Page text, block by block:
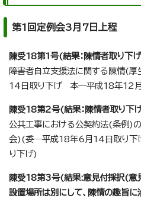
第1回定例会3月7日上程
陳受18第1号(結果：陳情者取り下
障害者自立支援法に関する陳情(
14日取り下げ 本─平成18年12
陳受18第2号(結果：陳情者取り下
公共工事における公契約法(条例)
会)(委─平成18年6月14日取り
り下げ)
陳受18第3号(結果:意見付採択(意
設置場所は別にして、陳情の趣旨